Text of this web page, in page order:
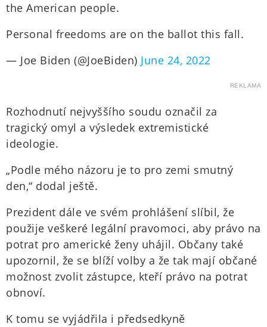
the American people.
Personal freedoms are on the ballot this fall.
— Joe Biden (@JoeBiden) June 24, 2022
REKLAMA
Rozhodnutí nejvyššího soudu označil za
tragický omyl a výsledek extremistické
ideologie.
„Podle mého názoru je to pro zemi smutný
den,“ dodal ještě.
Prezident dále ve svém prohlášení slíbil, že
použije veškeré legální pravomoci, aby právo na
potrat pro americké ženy uhájil. Občany také
upozornil, že se blíží volby a že tak mají občané
možnost zvolit zástupce, kteří právo na potrat
obnoví.
K tomu se vyjádřila i předsedkyně